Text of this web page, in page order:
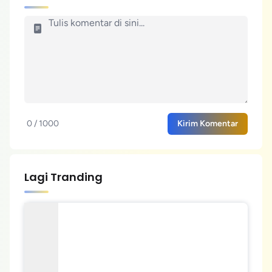
0 / 1000 Kirim Komentar
Lagi Tranding